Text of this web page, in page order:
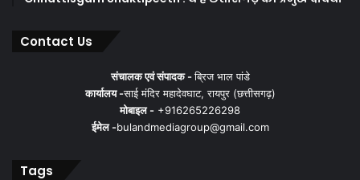
Contact Us
संचालक एवं संपादक -ब्रिज भाल पांडे
कार्यालय -साई मंदिर महादेवघाट, रायपुर (छत्तीसगढ़)
मोबाइल - +916265226298
ईमेल -bulandmediagroup@gmail.com
Tags